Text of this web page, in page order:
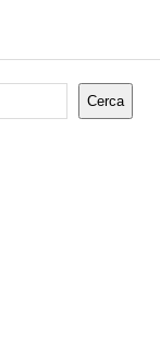
Cerca